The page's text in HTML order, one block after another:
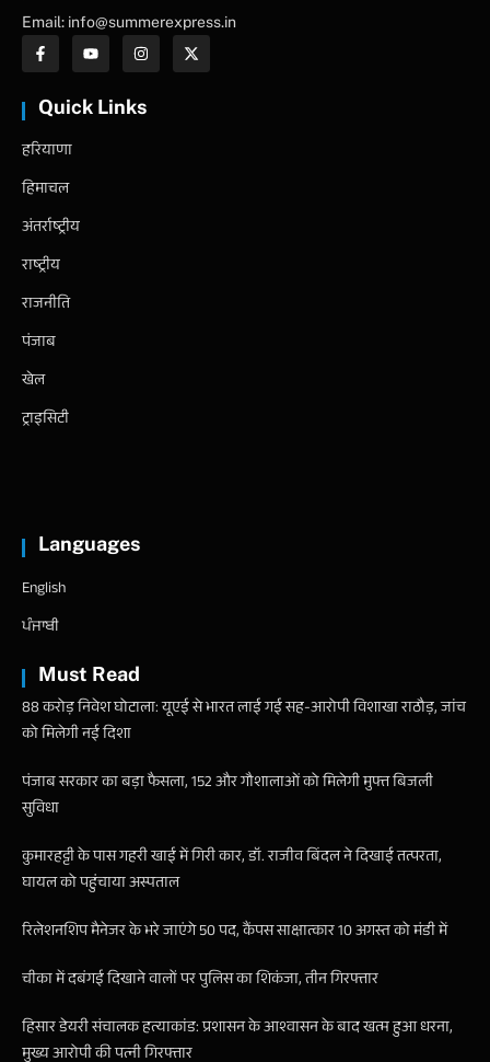
Email: info@summerexpress.in
Quick Links
हरियाणा
हिमाचल
अंतर्राष्ट्रीय
राष्ट्रीय
राजनीति
पंजाब
खेल
ट्राइसिटी
Languages
English
ਪੰਜਾਬੀ
Must Read
88 करोड़ निवेश घोटाला: यूएई से भारत लाई गई सह-आरोपी विशाखा राठौड़, जांच
को मिलेगी नई दिशा
पंजाब सरकार का बड़ा फैसला, 152 और गौशालाओं को मिलेगी मुफ्त बिजली
सुविधा
कुमारहट्टी के पास गहरी खाई में गिरी कार, डॉ. राजीव बिंदल ने दिखाई तत्परता,
घायल को पहुंचाया अस्पताल
रिलेशनशिप मैनेजर के भरे जाएंगे 50 पद, कैंपस साक्षात्कार 10 अगस्त को मंडी में
चीका में दबंगई दिखाने वालों पर पुलिस का शिकंजा, तीन गिरफ्तार
हिसार डेयरी संचालक हत्याकांड: प्रशासन के आश्वासन के बाद खत्म हुआ धरना,
मुख्य आरोपी की पत्नी गिरफ्तार